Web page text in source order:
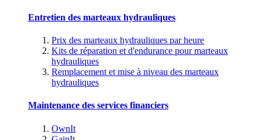
Entretien des marteaux hydrauliques
Prix des marteaux hydrauliques par heure
Kits de réparation et d'endurance pour marteaux
hydrauliques
Remplacement et mise à niveau des marteaux
hydrauliques
Maintenance des services financiers
OwnIt